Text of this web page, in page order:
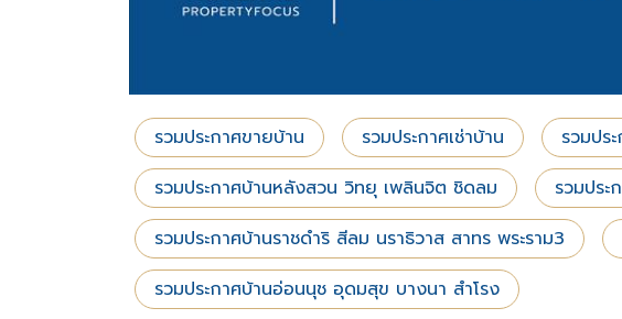
รวมประกาศขายบ้าน รวมประกาศเช่าบ้าน รวมปร
รวมประกาศบ้านหลังสวน วิทยุ เพลินจิต ชิดลม
รวมปร
รวมประกาศบ้านราชดำริ สีลม นราธิวาส สาทร พระราม3
รวมประกาศบ้านอ่อนนุช อุดมสุข บางนา สำโรง